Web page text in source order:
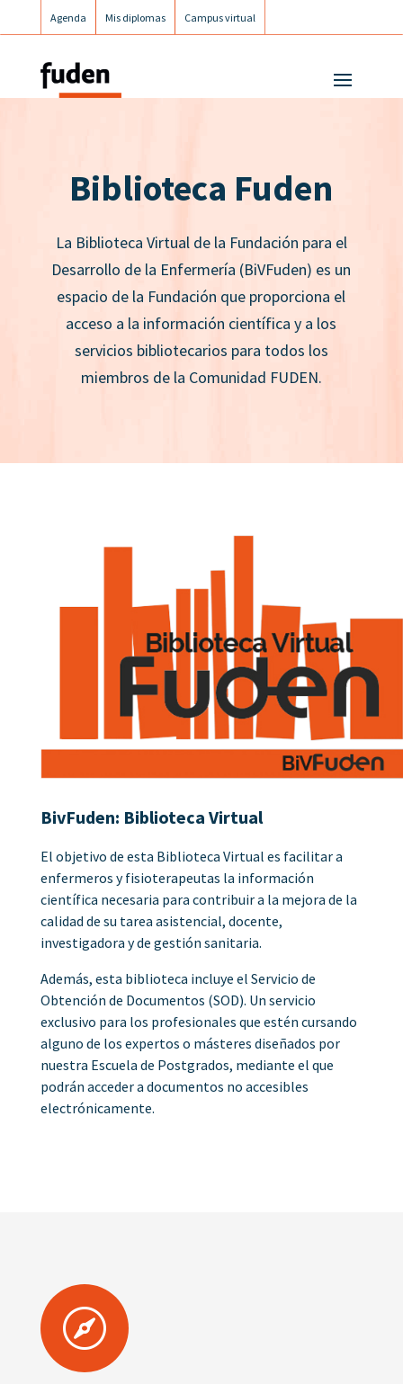
Agenda Mis diplomas Campus virtual
Biblioteca Fuden
La Biblioteca Virtual de la Fundación para el
Desarrollo de la Enfermería (BiVFuden) es un
espacio de la Fundación que proporciona el
acceso a la información científica y a los
servicios bibliotecarios para todos los
miembros de la Comunidad FUDEN.
BivFuden: Biblioteca Virtual
El objetivo de esta Biblioteca Virtual es facilitar a
enfermeros y fisioterapeutas la información
científica necesaria para contribuir a la mejora de la
calidad de su tarea asistencial, docente,
investigadora y de gestión sanitaria.
Además, esta biblioteca incluye el Servicio de
Obtención de Documentos (SOD). Un servicio
exclusivo para los profesionales que estén cursando
alguno de los expertos o másteres diseñados por
nuestra Escuela de Postgrados, mediante el que
podrán acceder a documentos no accesibles
electrónicamente.
